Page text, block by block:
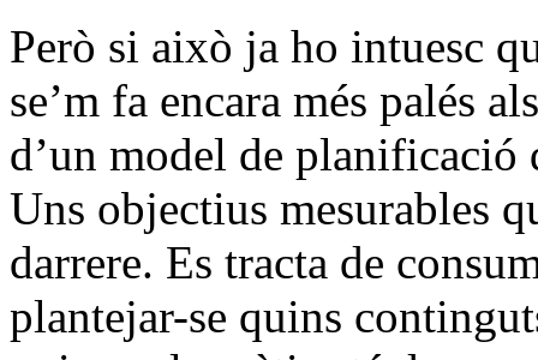
Però si això ja ho intuesc
se’m fa encara més palés
d’un model de planificació
Uns objectius mesurables
darrere. Es tracta de
plantejar-se quins